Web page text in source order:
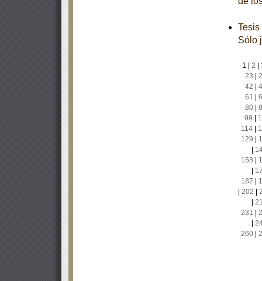
Sólo
1 2
23
42
61
80|
99
114|
129
158
187
202
231
260|